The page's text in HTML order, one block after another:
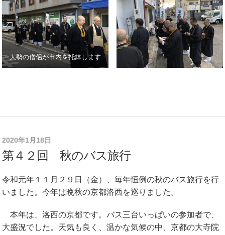
大勢の僧侶が市内を托鉢します
2020年1月18日
第４２回 秋のバス旅行
令和元年１１月２９日（金）、毎年恒例の秋のバス旅行を行
いました。今年は晩秋の京都洛西を巡りました。
本年は、洛西の京都です。バス三台いっぱいの参加者で、
大盛況でした。天気も良く、温かな気候の中、京都の大寺院